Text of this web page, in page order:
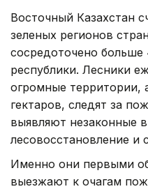
Восточный Казахстан
зеленых регионов
сосредоточено
республики. Лесники
огромные территории,
гектаров, следят за
выявляют незаконные
лесовосстановление и
Именно они первыми
выезжают к очагам